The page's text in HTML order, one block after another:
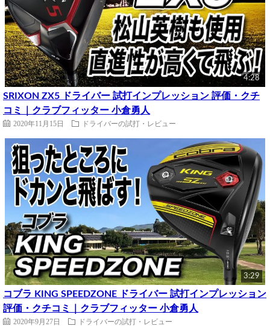
4:28
SRIXON ZX5 ドライバー 試打インプレッション 評価・クチ
コミ｜クラブフィッター 小倉勇人
2020年11月15日 ドライバーの試打・レビュー
3:29
コブラ KING SPEEDZONE ドライバー 試打インプレッション
評価・クチコミ｜クラブフィッター 小倉勇人
2020年9月27日 ドライバーの試打・レビュー